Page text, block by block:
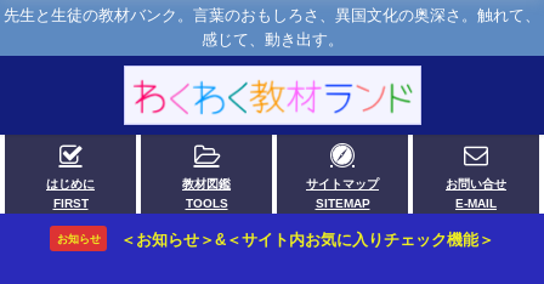
先生と生徒の教材バンク。言葉のおもしろさ、異国文化の奥深さ。触れて、
感じて、動き出す。
はじめに
FIRST
教材図鑑
TOOLS
サイトマップ
SITEMAP
お問い合せ
E-MAIL
お知らせ ＜お知らせ＞&＜サイト内お気に入りチェック機能＞